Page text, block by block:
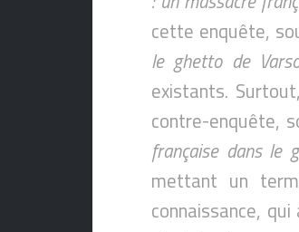
cette enquête,
le ghetto de
existants.
contre-enquête,
française dans le
mettant un
connaissance,